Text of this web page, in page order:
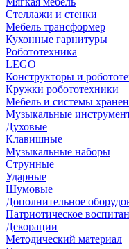
Стеллажи и стенки
Мебель трансформер
Кухонные гарнитуры
Робототехника
LEGO
Конструкторы и
Кружки робототехники
Мебель и системы
Музыкальные
Духовые
Клавишные
Музыкальные наборы
Струнные
Ударные
Шумовые
Дополнительное
Патриотическое
Декорации
Методический материал